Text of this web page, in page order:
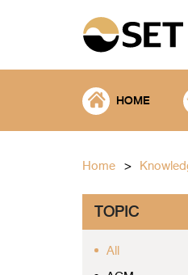
HOME
Home
TOPIC
All